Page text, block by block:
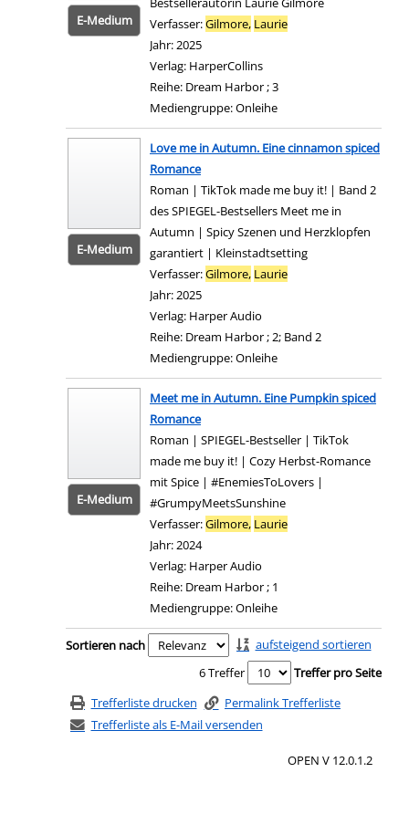
E-Medium
Verfasser:Gilmore, Laurie
Jahr:2025
Verlag: HarperCollins
Reihe: Dream Harbor ; 3
Mediengruppe:Onleihe
Zum
E-Medium
Love me in Autumn. Eine cinnamon spiced
Romance
Roman | TikTok made me buy it! | Band 2
des SPIEGEL-Bestsellers Meet me in
Autumn | Spicy Szenen und Herzklopfen
garantiert | Kleinstadtsetting
Verfasser:Gilmore, Laurie
Jahr:2025
Verlag: Harper Audio
Reihe: Dream Harbor ; 2; Band 2
Mediengruppe:Onleihe
Zum
E-Medium
Meet me in Autumn. Eine Pumpkin spiced
Romance
Roman | SPIEGEL-Bestseller | TikTok
made me buy it! | Cozy Herbst-Romance
mit Spice | #EnemiesToLovers |
#GrumpyMeetsSunshine
Verfasser:Gilmore, Laurie
Jahr:2024
Verlag: Harper Audio
Reihe: Dream Harbor ; 1
Mediengruppe:Onleihe
Zum
Zu den Suchfiltern springen
Sortieren nach
aufsteigend sortieren
6 Treffer
Treffer pro Seite
Trefferliste drucken
Permalink Trefferliste
Trefferliste als E-Mail versenden
OPEN V 12.0.1.2